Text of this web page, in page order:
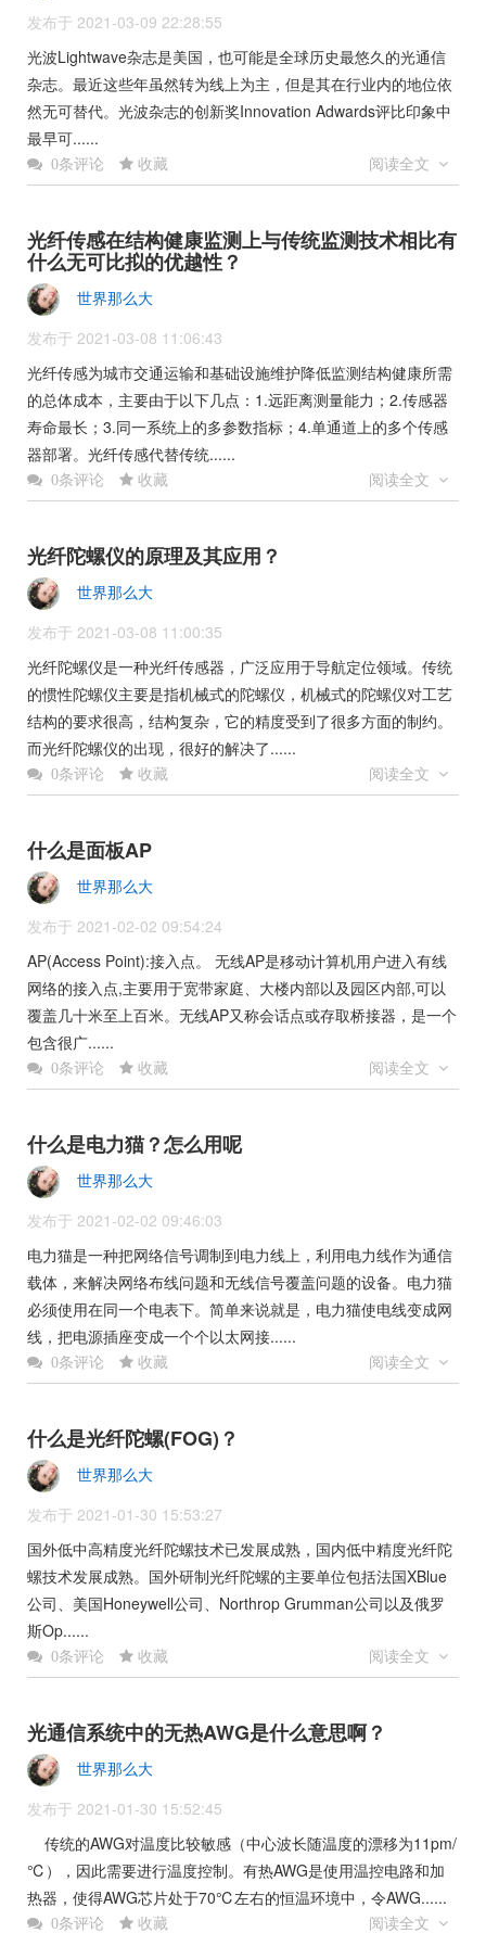
发布于 2021-03-09 22:28:55
光波Lightwave杂志是美国，也可能是全球历史最悠久的光通信
杂志。最近这些年虽然转为线上为主，但是其在行业内的地位依
然无可替代。光波杂志的创新奖Innovation Adwards评比印象中
最早可......
0条评论 收藏 阅读全文
光纤传感在结构健康监测上与传统监测技术相比有
什么无可比拟的优越性？
世界那么大
发布于 2021-03-08 11:06:43
光纤传感为城市交通运输和基础设施维护降低监测结构健康所需
的总体成本，主要由于以下几点：1.远距离测量能力；2.传感器
寿命最长；3.同一系统上的多参数指标；4.单通道上的多个传感
器部署。光纤传感代替传统......
0条评论 收藏 阅读全文
光纤陀螺仪的原理及其应用？
世界那么大
发布于 2021-03-08 11:00:35
光纤陀螺仪是一种光纤传感器，广泛应用于导航定位领域。传统
的惯性陀螺仪主要是指机械式的陀螺仪，机械式的陀螺仪对工艺
结构的要求很高，结构复杂，它的精度受到了很多方面的制约。
而光纤陀螺仪的出现，很好的解决了......
0条评论 收藏 阅读全文
什么是面板AP
世界那么大
发布于 2021-02-02 09:54:24
AP(Access Point):接入点。 无线AP是移动计算机用户进入有线
网络的接入点,主要用于宽带家庭、大楼内部以及园区内部,可以
覆盖几十米至上百米。无线AP又称会话点或存取桥接器，是一个
包含很广......
0条评论 收藏 阅读全文
什么是电力猫？怎么用呢
世界那么大
发布于 2021-02-02 09:46:03
电力猫是一种把网络信号调制到电力线上，利用电力线作为通信
载体，来解决网络布线问题和无线信号覆盖问题的设备。电力猫
必须使用在同一个电表下。简单来说就是，电力猫使电线变成网
线，把电源插座变成一个个以太网接......
0条评论 收藏 阅读全文
什么是光纤陀螺(FOG)？
世界那么大
发布于 2021-01-30 15:53:27
国外低中高精度光纤陀螺技术已发展成熟，国内低中精度光纤陀
螺技术发展成熟。国外研制光纤陀螺的主要单位包括法国XBlue
公司、美国Honeywell公司、Northrop Grumman公司以及俄罗
斯Op......
0条评论 收藏 阅读全文
光通信系统中的无热AWG是什么意思啊？
世界那么大
发布于 2021-01-30 15:52:45
传统的AWG对温度比较敏感（中心波长随温度的漂移为11pm/
℃），因此需要进行温度控制。有热AWG是使用温控电路和加
热器，使得AWG芯片处于70℃左右的恒温环境中，令AWG......
0条评论 收藏 阅读全文